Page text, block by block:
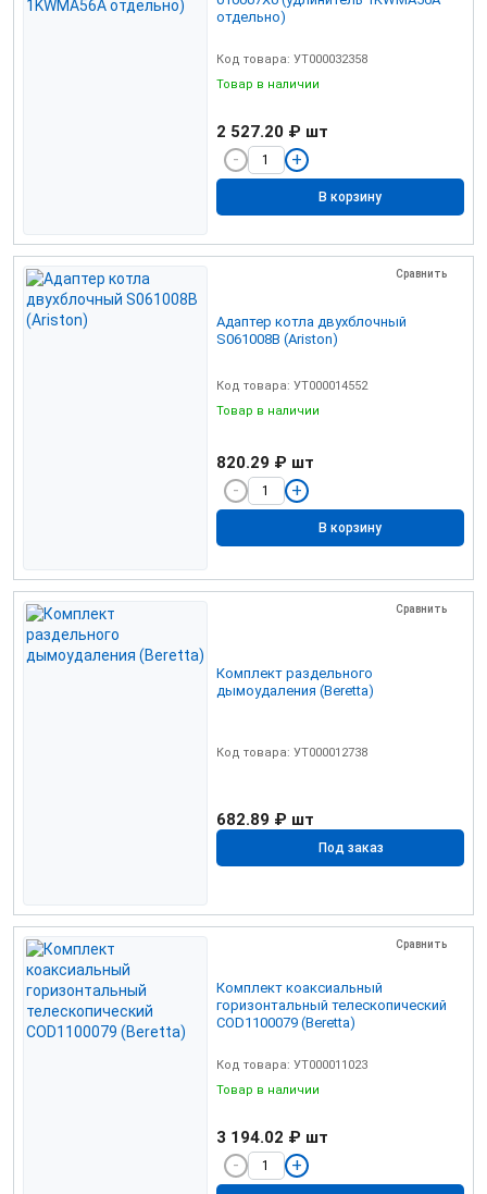
отдельно)
Код товара: УТ000032358
Товар в наличии
2 527.20 ₽ шт
В корзину
Сравнить
Адаптер котла двухблочный
S061008B (Аriston)
Код товара: УТ000014552
Товар в наличии
820.29 ₽ шт
В корзину
Сравнить
Комплект раздельного
дымоудаления (Beretta)
Код товара: УТ000012738
682.89 ₽ шт
Под заказ
Сравнить
Комплект коаксиальный
горизонтальный телескопический
COD1100079 (Beretta)
Код товара: УТ000011023
Товар в наличии
3 194.02 ₽ шт